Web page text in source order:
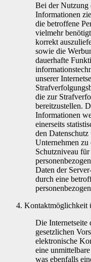
Bei der Nutzung
Informationen
die betroffene
vielmehr
korrekt
sowie die
dauerhafte
unserer
die zur
bereitzustellen.
Informationen
einerseits
den
Unternehmen
Schutzniveau
Daten der
durch eine
Kontaktmöglichkeit
Die Internetseite
gesetzlichen
elektronische
eine
was ebenfalls